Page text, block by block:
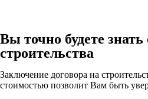
Вы точно будете знать
строительства
Заключение договора на
стоимостью позволит Вам быть